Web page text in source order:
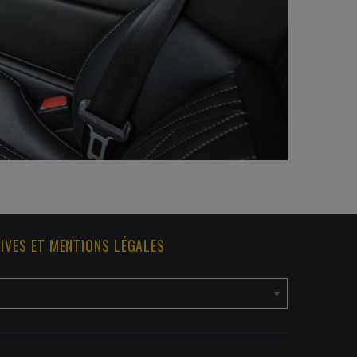
ET MENTIONS LÉGALES